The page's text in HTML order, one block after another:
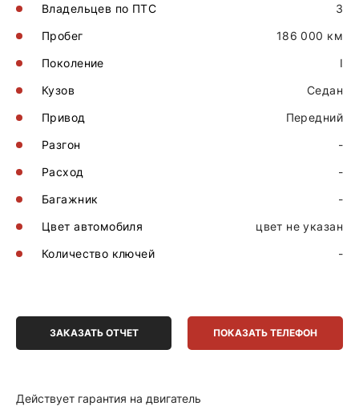
Владельцев по ПТС
3
Пробег
186 000 км
Поколение
I
Кузов
Седан
Привод
Передний
Разгон
-
Расход
-
Багажник
-
Цвет автомобиля
цвет не указан
Количество ключей
-
ЗАКАЗАТЬ ОТЧЕТ ПОКАЗАТЬ ТЕЛЕФОН
Действует гарантия на двигатель